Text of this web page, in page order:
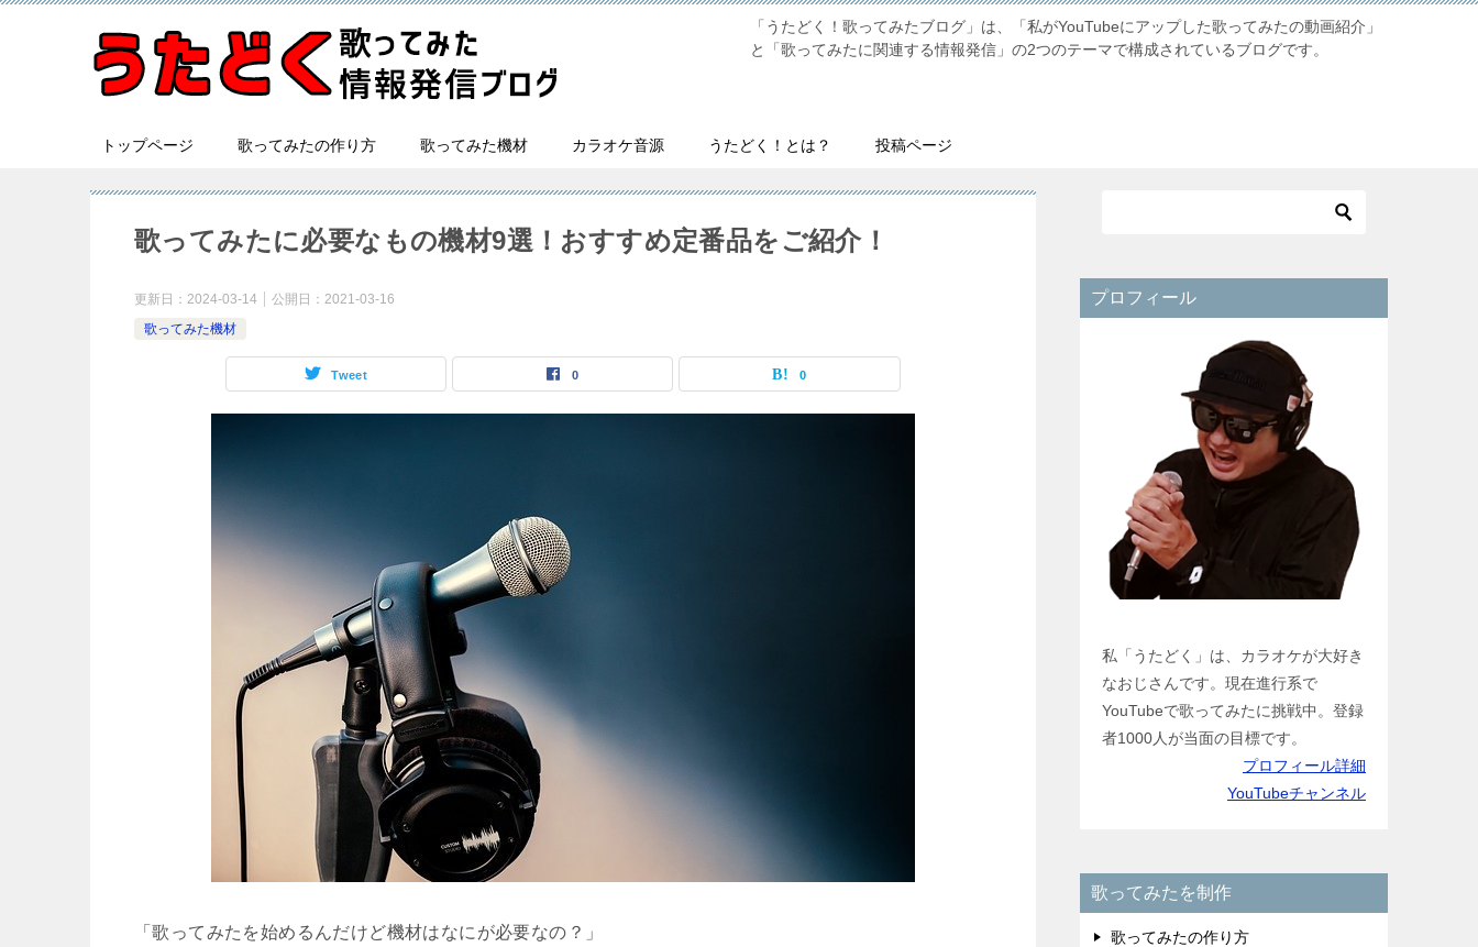
「うたどく！歌ってみたブログ」は、「私がYouTubeにアップした歌ってみたの動画紹介」
と「歌ってみたに関連する情報発信」の2つのテーマで構成されているブログです。
トップページ 歌ってみたの作り方 歌ってみた機材 カラオケ音源 うたどく！とは？ 投稿ページ
歌ってみたに必要なもの機材9選！おすすめ定番品をご紹介！
更新日： 2024-03-14 公開日： 2021-03-16
歌ってみた機材
Tweet 0 0
「歌ってみたを始めるんだけど機材はなにが必要なの？」
プロフィール
私「うたどく」は、カラオケが大好き
なおじさんです。現在進行系で
YouTubeで歌ってみたに挑戦中。登録
者1000人が当面の目標です。
プロフィール詳細
YouTubeチャンネル
歌ってみたを制作
歌ってみたの作り方